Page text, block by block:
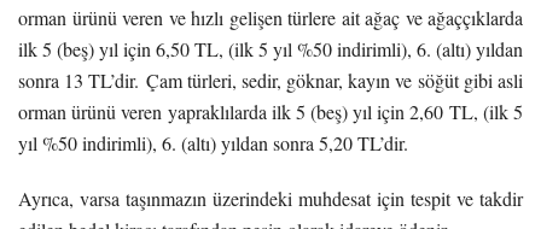
orman ürünü veren ve hızlı gelişen türlere ait ağaç ve ağaççıklarda
ilk 5 (beş) yıl için 6,50 TL, (ilk 5 yıl %50 indirimli), 6. (altı) yıldan
sonra 13 TL’dir. Çam türleri, sedir, göknar, kayın ve söğüt gibi asli
orman ürünü veren yapraklılarda ilk 5 (beş) yıl için 2,60 TL, (ilk 5
yıl %50 indirimli), 6. (altı) yıldan sonra 5,20 TL’dir.
Ayrıca, varsa taşınmazın üzerindeki muhdesat için tespit ve takdir